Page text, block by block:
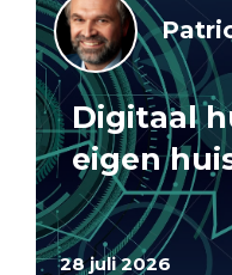
28 juli 2026
Digitaal
eigen